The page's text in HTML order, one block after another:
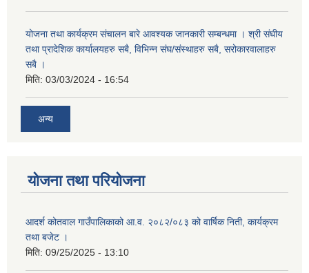
योजना तथा कार्यक्रम संचालन बारे आवश्यक जानकारी सम्बन्धमा । श्री संघीय
तथा प्रादेशिक कार्यालयहरु सबै, विभिन्‍न संघ/संस्थाहरु सबै, सरोकारवालाहरु
सबै ।
मिति: 03/03/2024 - 16:54
अन्य
योजना तथा परियोजना
आदर्श कोतवाल गाउँपालिकाको आ.व. २०८२/०८३ को वार्षिक निती, कार्यक्रम
तथा बजेट ।
मिति: 09/25/2025 - 13:10